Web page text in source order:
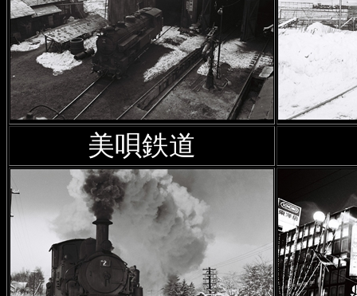
2025年1月7日 日高線残照で
駅）について、Mapの表示機
2024年12月19日幻の鉄道・
かった鉄路；第2章に轟鉱山
2024年12月18日
線（空沼入線）の隧道はどこ
2024年12月3日
2万5千分の
追加
2024年11月25日廃駅を訪ね
美唄鉄道